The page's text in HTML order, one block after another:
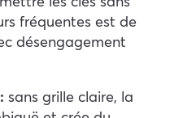
fréquentes est de
désengagement
sans grille claire, la